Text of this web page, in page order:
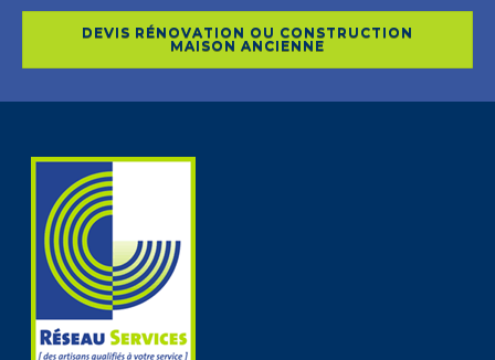
DEVIS RÉNOVATION OU CONSTRUCTION
MAISON ANCIENNE